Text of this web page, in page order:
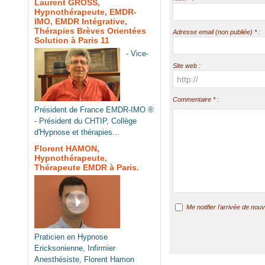
Laurent GROSS,
Hypnothérapeute, EMDR-
IMO, EMDR Intégrative,
Thérapies Brèves Orientées
Solution à Paris 11
- Vice-
Président de France EMDR-IMO ®
- Président du CHTIP, Collège
d'Hypnose et thérapies...
Florent HAMON,
Hypnothérapeute,
Thérapeute EMDR à Paris.
Praticien en Hypnose
Ericksonienne, Infirmier
Anesthésiste, Florent Hamon
Adresse email (non publiée) * :
Site web :
Commentaire * :
Me notifier l'arrivée de